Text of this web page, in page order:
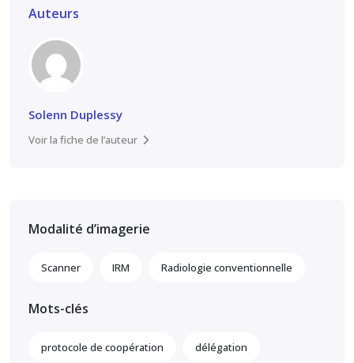
Auteurs
Solenn Duplessy
Voir la fiche de l’auteur
Modalité d’imagerie
Scanner IRM Radiologie conventionnelle
Mots-clés
protocole de coopération délégation